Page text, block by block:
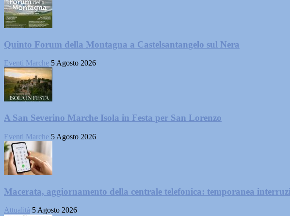
Quinto Forum della Montagna a Castelsantangelo sul Nera
Eventi Marche 5 Agosto 2026
A San Severino Marche Isola in Festa per San Lorenzo
Eventi Marche 5 Agosto 2026
Macerata, aggiornamento della centrale telefonica: temporanea
Attualità 5 Agosto 2026